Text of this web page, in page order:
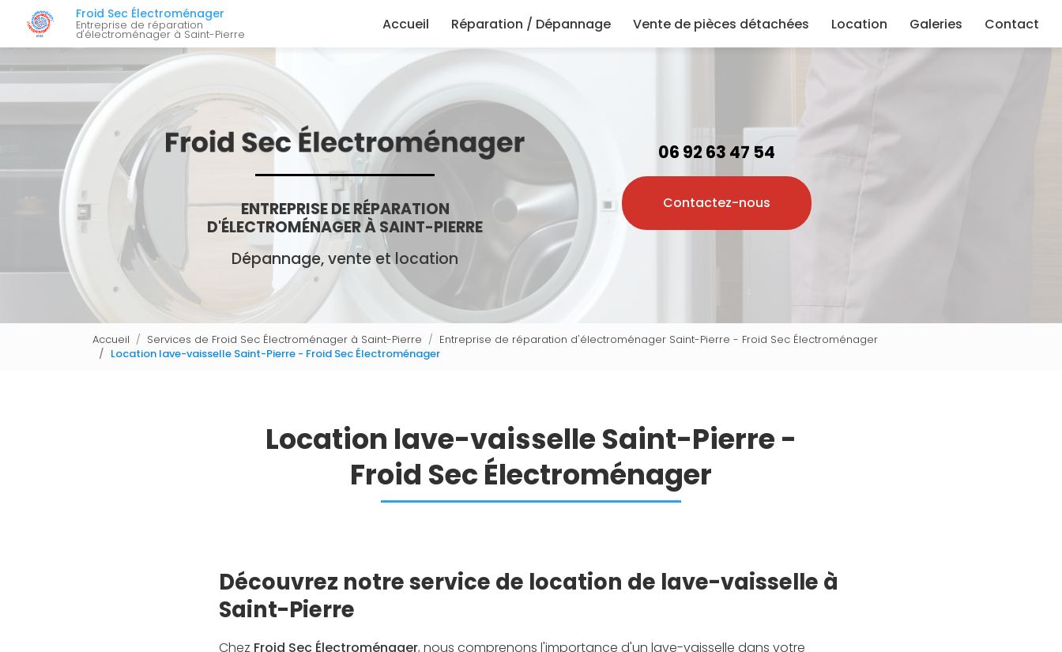
contenu
Froid Sec Électroménager
Entreprise de réparation
d'électroménager à Saint-Pierre
Accueil
Réparation / Dépannage Vente de pièces détachées Location Galeries Contact
ENTREPRISE DE RÉPARATION
D'ÉLECTROMÉNAGER À SAINT-PIERRE
Dépannage, vente et location
06 92 63 47 54
Contactez-nous
Accueil Services de Froid Sec Électroménager à Saint-Pierre
Entreprise de réparation d'électroménager Saint-Pierre - Froid Sec Électroménager
Location lave-vaisselle Saint-Pierre - Froid Sec Électroménager
Location lave-vaisselle Saint-Pierre -
Froid Sec Électroménager
Découvrez notre service de location de lave-vaisselle à
Saint-Pierre
Chez Froid Sec Électroménager, nous comprenons l'importance d'un lave-vaisselle dans votre